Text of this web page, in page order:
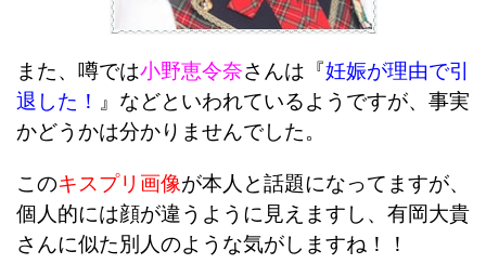
また、噂では小野恵令奈さんは『妊娠が理由で引
退した！
』 などといわれているようですが、事実
かどうかは分かりませんでした。
このキスプリ画像が本人と話題になってますが、
個人的には顔が違うように見えますし、有岡大貴
さんに似た別人のような気がしますね！！